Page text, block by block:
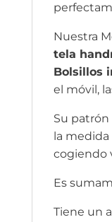
Nuestra
tela
Bolsillos
el móvil,
Su patrón
la
cogiendo
Es
Tiene un